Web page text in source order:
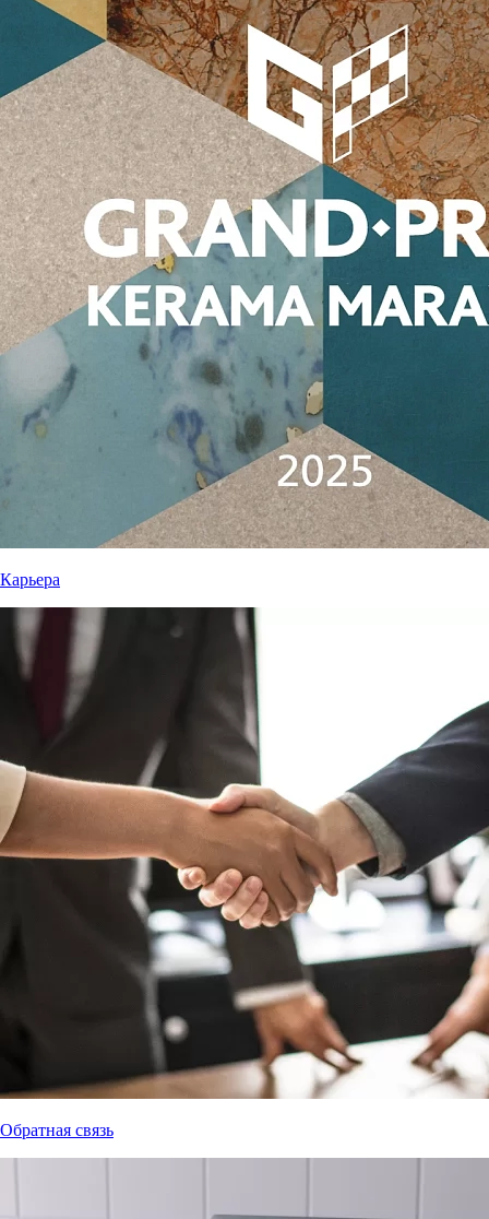
Карьера
Обратная связь